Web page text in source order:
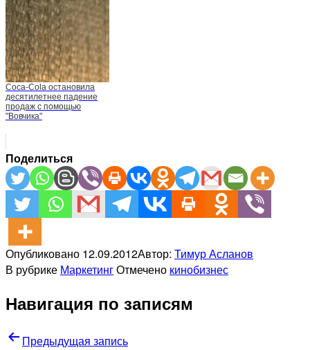
Coca-Cola остановила
десятилетнее падение
продаж с помощью
"Вовчика"
Поделиться
Опубликовано 12.09.2012Автор: Тимур Асланов
В рубрике МаркетингОтмечено кинобизнес
Навигация по записям
Предыдущая запись